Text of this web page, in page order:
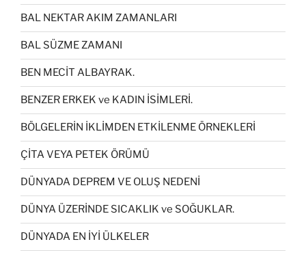
BAL NEKTAR AKIM ZAMANLARI
BAL SÜZME ZAMANI
BEN MECİT ALBAYRAK.
BENZER ERKEK ve KADIN İSİMLERİ.
BÖLGELERİN İKLİMDEN ETKİLENME ÖRNEKLERİ
ÇİTA VEYA PETEK ÖRÜMÜ
DÜNYADA DEPREM VE OLUŞ NEDENİ
DÜNYA ÜZERİNDE SICAKLIK ve SOĞUKLAR.
DÜNYADA EN İYİ ÜLKELER